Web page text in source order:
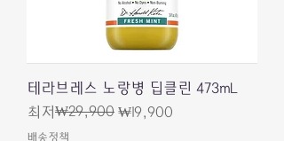
테라브레스 노랑병 딥클린 473mL
최저
일반가₩29,900 ₩19,900
할인가
배송정책